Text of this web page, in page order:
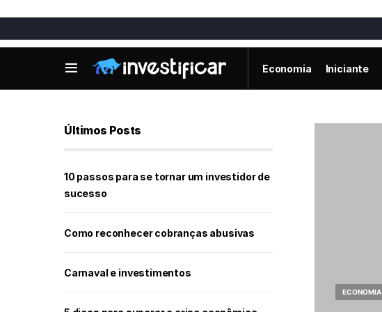
Economia Iniciante
ECONOMIA
Últimos Posts
10 passos para se tornar um investidor de
sucesso
Como reconhecer cobranças abusivas
Carnaval e investimentos